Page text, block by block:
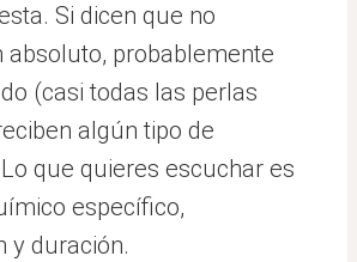
Si dicen que no
absoluto, probablemente
(casi todas las perlas
algún tipo de
que quieres escuchar es
específico,
y duración.